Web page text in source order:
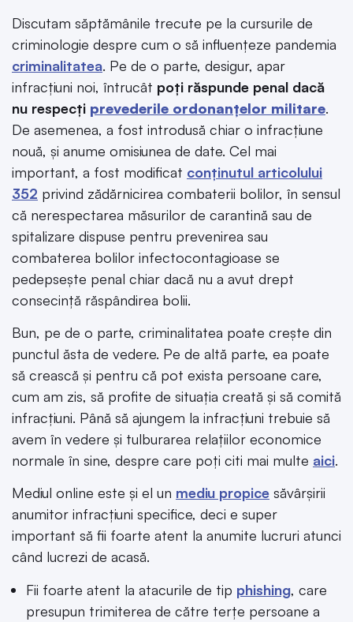
Discutam săptămânile trecute pe la cursurile de
criminologie despre cum o să influențeze pandemia
criminalitatea. Pe de o parte, desigur, apar
infracțiuni noi, întrucât poți răspunde penal dacă
nu respecți prevederile ordonanțelor militare.
De asemenea, a fost introdusă chiar o infracțiune
nouă, și anume omisiunea de date. Cel mai
important, a fost modificat conținutul articolului
352 privind zădărnicirea combaterii bolilor, în sensul
că nerespectarea măsurilor de carantină sau de
spitalizare dispuse pentru prevenirea sau
combaterea bolilor infectocontagioase se
pedepsește penal chiar dacă nu a avut drept
consecință răspândirea bolii.
Bun, pe de o parte, criminalitatea poate crește din
punctul ăsta de vedere. Pe de altă parte, ea poate
să crească și pentru că pot exista persoane care,
cum am zis, să profite de situația creată și să comită
infracțiuni. Până să ajungem la infracțiuni trebuie să
avem în vedere și tulburarea relațiilor economice
normale în sine, despre care poți citi mai multe aici.
Mediul online este și el un mediu propice săvârșirii
anumitor infracțiuni specifice, deci e super
important să fii foarte atent la anumite lucruri atunci
când lucrezi de acasă.
Fii foarte atent la atacurile de tip phishing, care
presupun trimiterea de către terțe persoane a